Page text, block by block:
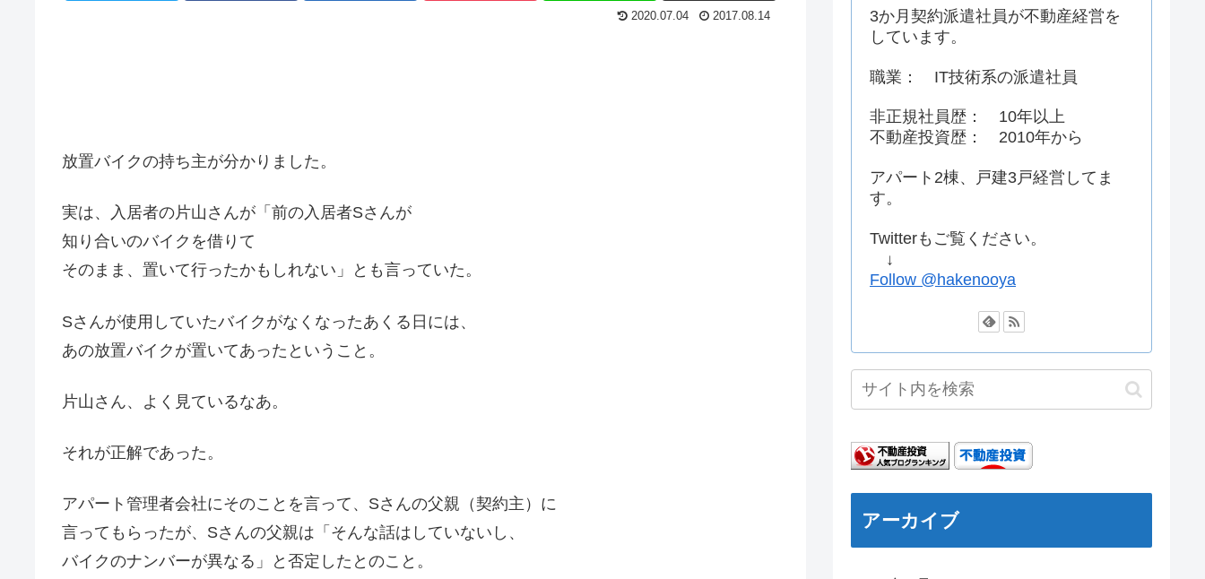
2020.07.04 2017.08.14
放置バイクの持ち主が分かりました。
実は、入居者の片山さんが「前の入居者Sさんが
知り合いのバイクを借りて
そのまま、置いて行ったかもしれない」とも言っていた。
Sさんが使用していたバイクがなくなったあくる日には、
あの放置バイクが置いてあったということ。
片山さん、よく見ているなあ。
それが正解であった。
アパート管理者会社にそのことを言って、Sさんの父親（契約主）に
言ってもらったが、Sさんの父親は「そんな話はしていないし、
バイクのナンバーが異なる」と否定したとのこと。
3か月契約派遣社員が不動産経営を
しています。
職業： IT技術系の派遣社員
非正規社員歴： 10年以上
不動産投資歴： 2010年から
アパート2棟、戸建3戸経営してま
す。
Twitterもご覧ください。
↓
Follow @hakenooya
アーカイブ